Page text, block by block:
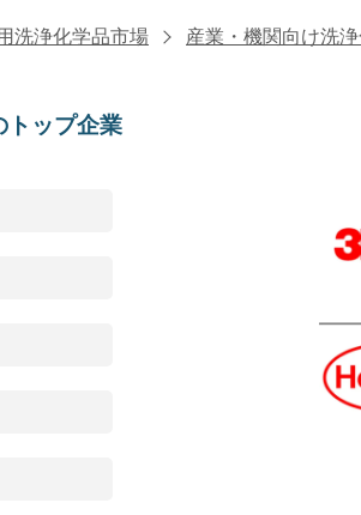
洗浄化学品市場 産業・機関向け洗
トップ企業